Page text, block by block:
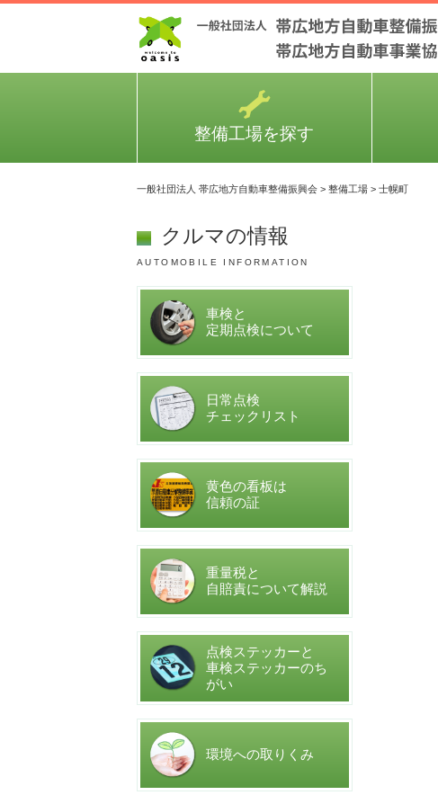
整備工場を探す
一般社団法人 帯広地方自動車整備振興会 > 整備工場 > 士幌町
クルマの情報
AUTOMOBILE INFORMATION
車検と
定期点検について
日常点検
チェックリスト
黄色の看板は
信頼の証
重量税と
自賠責について解説
点検ステッカーと
車検ステッカーのち
がい
環境への取りくみ